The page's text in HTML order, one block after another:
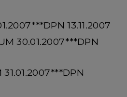
13.11.2007
30.01.2007***DPN